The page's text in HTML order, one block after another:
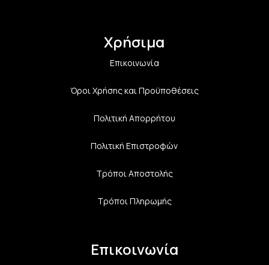
Χρήσιμα
Επικοινωνία
Όροι Χρήσης και Προϋποθέσεις
Πολιτική Aπορρήτου
Πολιτική Επιστροφών
Τρόποι Αποστολής
Τρόποι Πληρωμής
Επικοινωνία